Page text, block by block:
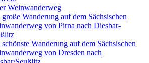
Weinwanderweg
Wanderung auf dem Sächsischen
von Pirna nach Diesbar-
Wanderung auf dem Sächsischen
von Dresden nach
Seußlitz